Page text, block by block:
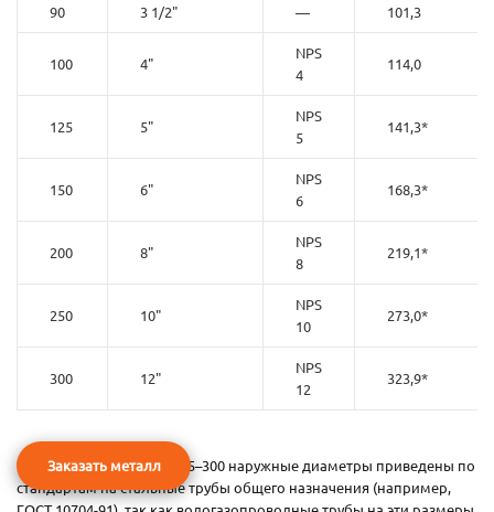
90 3 1/2" — 101,3
100 4"
NPS
4
114,0
125 5"
NPS
5
141,3*
150 6"
NPS
6
168,3*
200 8"
NPS
8
219,1*
250 10"
NPS
10
273,0*
300 12"
NPS
12
323,9*
* Примечание: для DN 125–300 наружные диаметры приведены по
стандартам на стальные трубы общего назначения (например,
Заказать металл